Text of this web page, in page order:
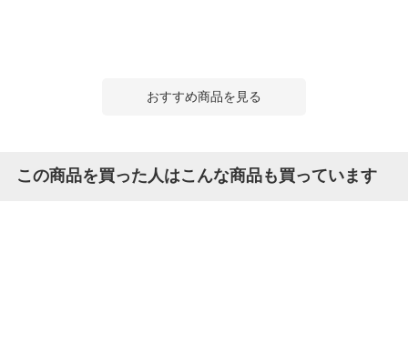
おすすめ商品を見る
この商品を買った人はこんな商品も買っています